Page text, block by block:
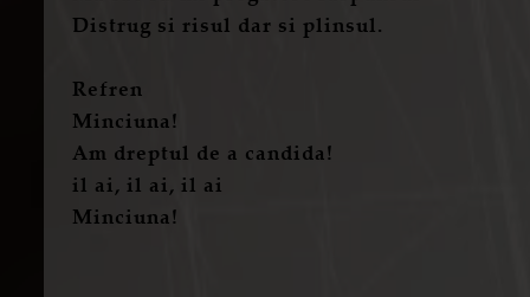
Distrug si risul dar si plinsul.
Refren
Minciuna!
Am dreptul de a candida!
il ai, il ai, il ai
Minciuna!